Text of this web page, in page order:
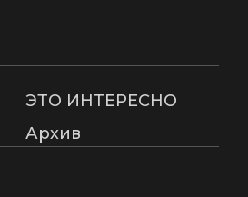
ЭТО ИНТЕРЕСНО
Архив